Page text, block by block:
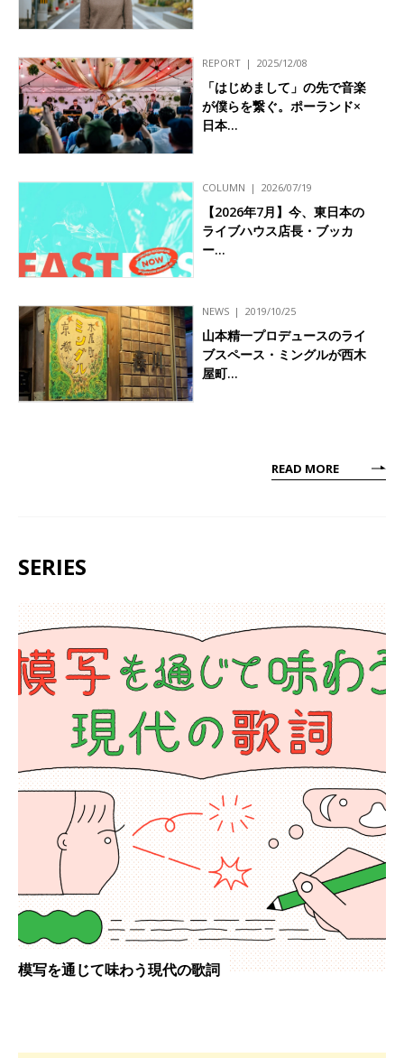
REPORT 2025/12/08
「はじめまして」の先で音楽
が僕らを繋ぐ。ポーランド×
日本…
COLUMN 2026/07/19
【2026年7月】今、東日本の
ライブハウス店長・ブッカ
ー…
NEWS 2019/10/25
山本精一プロデュースのライ
ブスペース・ミングルが西木
屋町…
READ MORE
SERIES
模写を通じて味わう現代の歌詞